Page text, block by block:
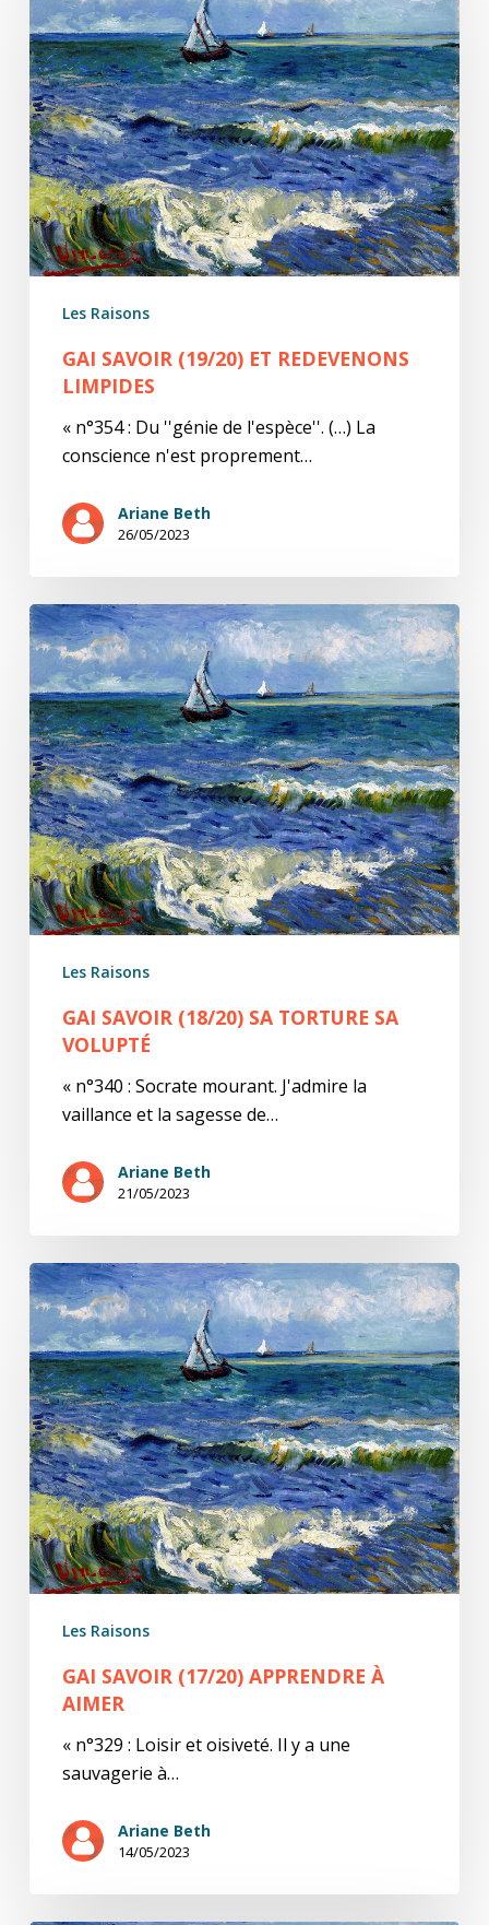
(19/20)
Et
redevenons
limpides
Les Raisons
GAI SAVOIR (19/20) ET REDEVENONS
LIMPIDES
« n°354 : Du ''génie de l'espèce''. (…) La
conscience n'est proprement…
Ariane Beth
26/05/2023
Gai
savoir
(18/20)
Sa
torture
sa
volupté
Les Raisons
GAI SAVOIR (18/20) SA TORTURE SA
VOLUPTÉ
« n°340 : Socrate mourant. J'admire la
vaillance et la sagesse de…
Ariane Beth
21/05/2023
Gai
savoir
(17/20)
Apprendre
à
aimer
Les Raisons
GAI SAVOIR (17/20) APPRENDRE À
AIMER
« n°329 : Loisir et oisiveté. Il y a une
sauvagerie à…
Ariane Beth
14/05/2023